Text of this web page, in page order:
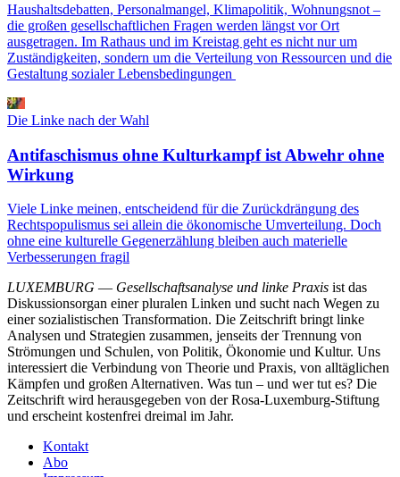
Haushaltsdebatten, Personalmangel, Klimapolitik, Wohnungsnot –
die großen gesellschaftlichen Fragen werden längst vor Ort
ausgetragen. Im Rathaus und im Kreistag geht es nicht nur um
Zuständigkeiten, sondern um die Verteilung von Ressourcen und die
Gestaltung sozialer Lebensbedingungen
Die Linke nach der Wahl
Antifaschismus ohne Kulturkampf ist Abwehr ohne
Wirkung
Viele Linke meinen, entscheidend für die Zurückdrängung des
Rechtspopulismus sei allein die ökonomische Umverteilung. Doch
ohne eine kulturelle Gegenerzählung bleiben auch materielle
Verbesserungen fragil
LUXEMBURG — Gesellschaftsanalyse und linke Praxis ist das
Diskussionsorgan einer pluralen Linken und sucht nach Wegen zu
einer sozialistischen Transformation. Die Zeitschrift bringt linke
Analysen und Strategien zusammen, jenseits der Trennung von
Strömungen und Schulen, von Politik, Ökonomie und Kultur. Uns
interessiert die Verbindung von Theorie und Praxis, von alltäglichen
Kämpfen und großen Alternativen. Was tun – und wer tut es? Die
Zeitschrift wird herausgegeben von der Rosa-Luxemburg-Stiftung
und erscheint kostenfrei dreimal im Jahr.
Kontakt
Abo